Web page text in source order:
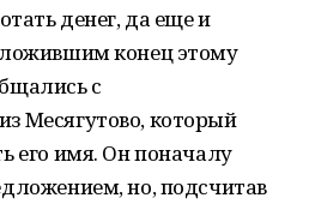
денег, да еще и
конец этому
с
Месягутово, который
его имя. Он поначалу
но, подсчитав